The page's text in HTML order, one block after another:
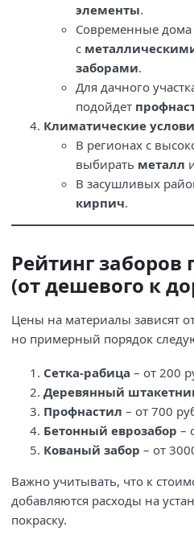
элементы.
Современные дома
с
заборами.
Для дачного
подойдет
Климатические
В регионах с
выбирать металл
В засушливых
кирпич.
Рейтинг заборов
(от дешевого к
Цены на материалы зависят
но примерный порядок
Сетка-рабица – от 200
Деревянный
Профнастил – от 700
Бетонный еврозабор –
Кованый забор – от
Важно учитывать, что к
добавляются расходы на
покраску.